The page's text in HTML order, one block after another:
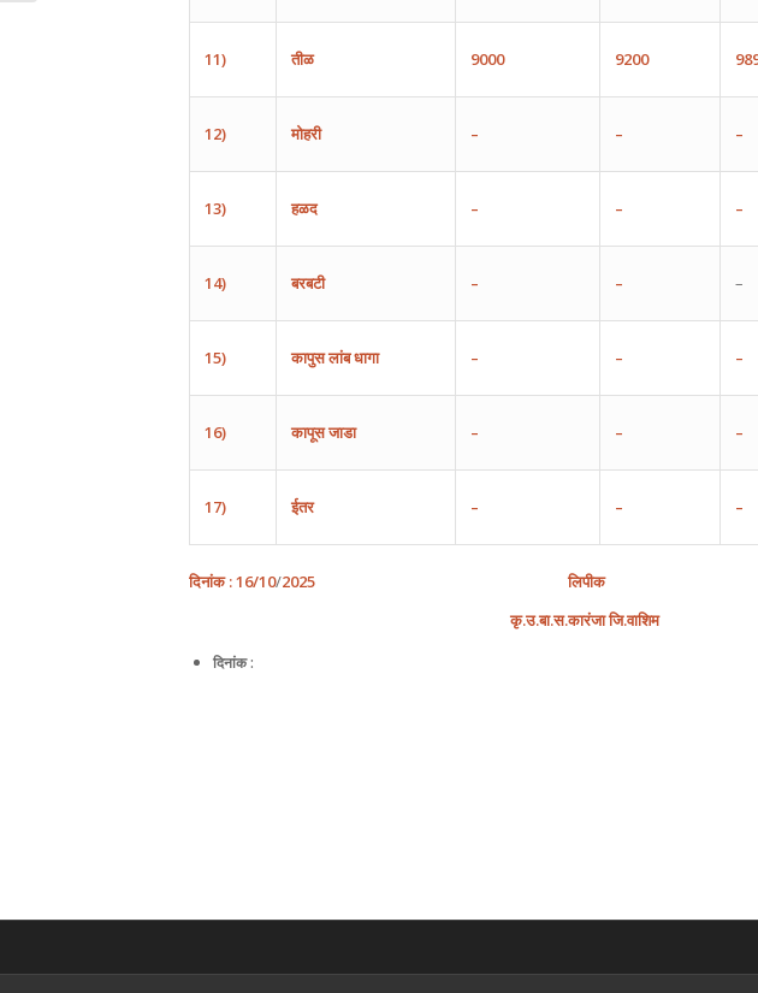
11) तीळ 9000 9200
12) मोहरी – – –
13) हळद – – –
14) बरबटी – – –
15) कापुसलांबधागा – – –
16) कापूसजाडा – – –
17) ईतर – – –
दिनांक :16/10/2025
लिपीक
कृ.उ.बा.स.कारंजाजि.वाशिम
दिनांक :